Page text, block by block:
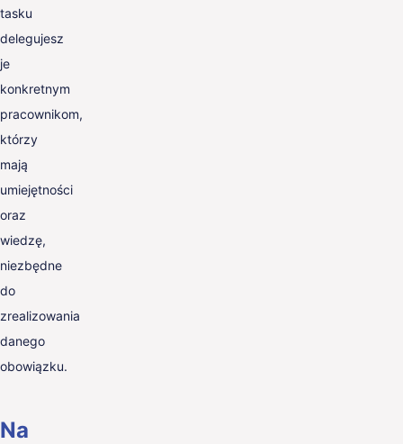
tasku
delegujesz
je
konkretnym
pracownikom,
którzy
mają
umiejętności
oraz
wiedzę,
niezbędne
do
zrealizowania
danego
obowiązku.
Na